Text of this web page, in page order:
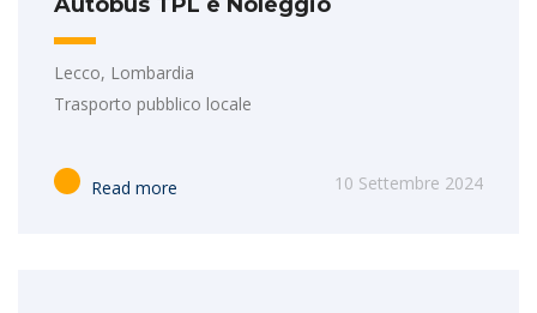
Lecco, Lombardia
Trasporto pubblico locale
Read more 10 Settembre 2024